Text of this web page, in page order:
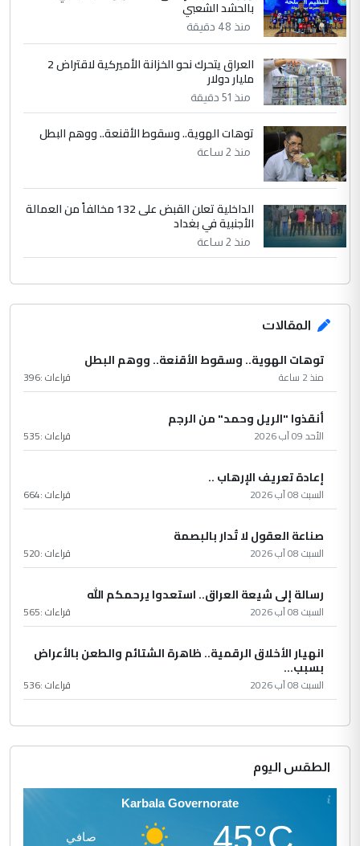
بالحشد الشعبي
منذ 48 دقيقة
العراق يتحرك نحو الخزانة الأميركية لاقتراض 2
مليار دولار
منذ 51 دقيقة
توهات الهوية.. وسقوط الأقنعة.. ووهم البطل
منذ 2 ساعة
الداخلية تعلن القبض على 132 مخالفاً من العمالة
الأجنبية في بغداد
منذ 2 ساعة
المقالات
توهات الهوية.. وسقوط الأقنعة.. ووهم البطل
منذ 2 ساعة قراءات :396
أنقذوا "الريل وحمد" من الرجم
الأحد 09 آب 2026 قراءات :535
إعادة تعريف الإرهاب ..
السبت 08 آب 2026 قراءات :664
صناعة العقول لا تُدار بالبصمة
السبت 08 آب 2026 قراءات :520
رسالة إلى شيعة العراق.. استعدوا يرحمكم الله
السبت 08 آب 2026 قراءات :565
انهيار الأخلاق الرقمية.. ظاهرة الشتائم والطعن بالأعراض
بسبب...
السبت 08 آب 2026 قراءات :536
الطقس اليوم
Karbala Governorate
صافي